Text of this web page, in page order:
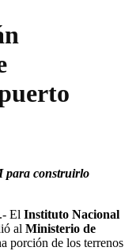
para construirlo
.- El Instituto Nacional
al Ministerio de
porción de los terrenos